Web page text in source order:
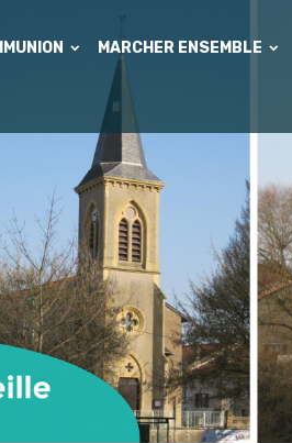
MARCHER ENSEMBLE